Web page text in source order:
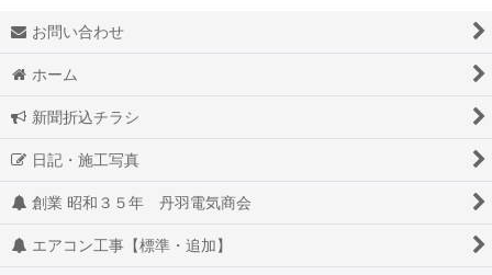
お問い合わせ
ホーム
新聞折込チラシ
日記・施工写真
創業 昭和３５年 丹羽電気商会
エアコン工事【標準・追加】